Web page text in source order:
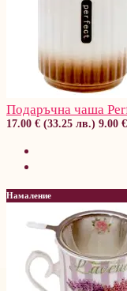
Подаръчна чаша
17.00 € (33.25 лв.) 9.00
Намаление